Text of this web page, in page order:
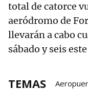
total de catorce
aeródromo de
llevarán a cabo
sábado y seis
TEMAS